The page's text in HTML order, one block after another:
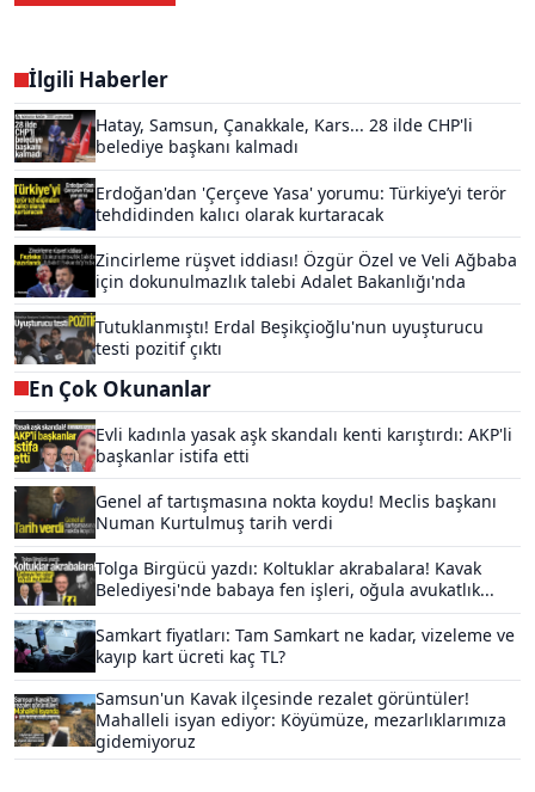
İlgili Haberler
Hatay, Samsun, Çanakkale, Kars... 28 ilde CHP'li
belediye başkanı kalmadı
Erdoğan'dan 'Çerçeve Yasa' yorumu: Türkiye’yi terör
tehdidinden kalıcı olarak kurtaracak
Zincirleme rüşvet iddiası! Özgür Özel ve Veli Ağbaba
için dokunulmazlık talebi Adalet Bakanlığı'nda
Tutuklanmıştı! Erdal Beşikçioğlu'nun uyuşturucu
testi pozitif çıktı
En Çok Okunanlar
Evli kadınla yasak aşk skandalı kenti karıştırdı: AKP'li
başkanlar istifa etti
Genel af tartışmasına nokta koydu! Meclis başkanı
Numan Kurtulmuş tarih verdi
Tolga Birgücü yazdı: Koltuklar akrabalara! Kavak
Belediyesi'nde babaya fen işleri, oğula avukatlık...
Samkart fiyatları: Tam Samkart ne kadar, vizeleme ve
kayıp kart ücreti kaç TL?
Samsun'un Kavak ilçesinde rezalet görüntüler!
Mahalleli isyan ediyor: Köyümüze, mezarlıklarımıza
gidemiyoruz